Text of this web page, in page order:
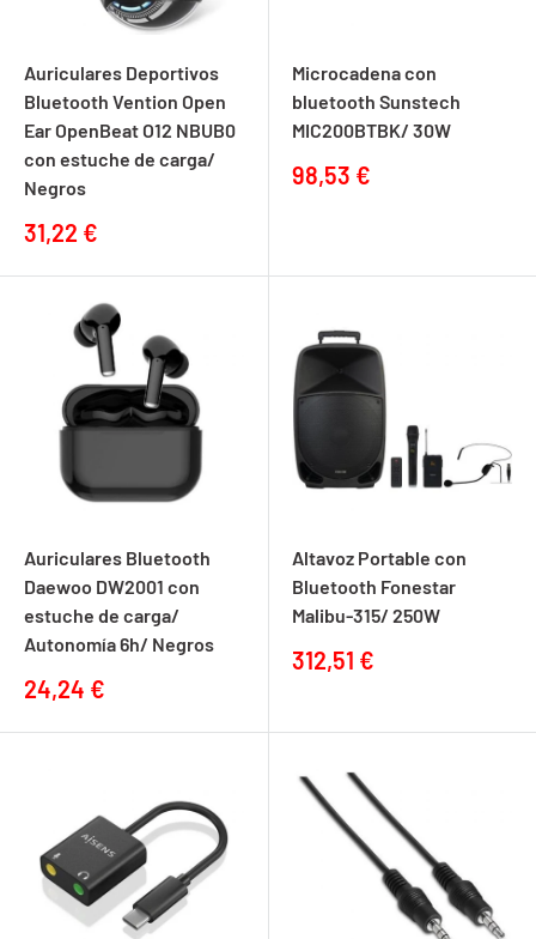
Auriculares Deportivos
Bluetooth Vention Open
Ear OpenBeat O12 NBUB0
con estuche de carga/
Negros
Precio
venta
31,22 €
Microcadena con
bluetooth Sunstech
MIC200BTBK/ 30W
Precio
98,53 €
Auriculares Bluetooth
Daewoo DW2001 con
estuche de carga/
Autonomía 6h/ Negros
Precio
venta
24,24 €
Altavoz Portable con
Bluetooth Fonestar
Malibu-315/ 250W
Precio
312,51 €